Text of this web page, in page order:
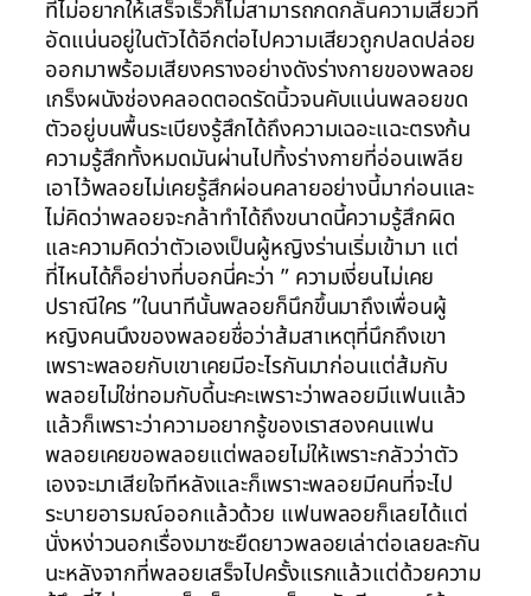
ที่ไม่อยากให้เสร็จเร็วก็ไม่สามารถกดกลั้นความเสียวที่
อัดแน่นอยู่ในตัวได้อีกต่อไปความเสียวถูกปลดปล่อย
ออกมาพร้อมเสียงครางอย่างดังร่างกายของพลอย
เกร็งผนังช่องคลอดตอดรัดนิ้วจนคับแน่นพลอยขด
ตัวอยู่บนพื้นระเบียงรู้สึกได้ถึงความเฉอะแฉะตรงก้น
ความรู้สึกทั้งหมดมันผ่านไปทิ้งร่างกายที่อ่อนเพลีย
เอาไว้พลอยไม่เคยรู้สึกผ่อนคลายอย่างนี้มาก่อนและ
ไม่คิดว่าพลอยจะกล้าทำได้ถึงขนาดนี้ความรู้สึกผิด
และความคิดว่าตัวเองเป็นผู้หญิงร่านเริ่มเข้ามา แต่
ที่ไหนได้ก็อย่างที่บอกนี่คะว่า ” ความเงี่ยนไม่เคย
ปราณีใคร ”ในนาทีนั้นพลอยก็นึกขึ้นมาถึงเพื่อนผู้
หญิงคนนึงของพลอยชื่อว่าส้มสาเหตุที่นึกถึงเขา
เพราะพลอยกับเขาเคยมีอะไรกันมาก่อนแต่ส้มกับ
พลอยไม่ใช่ทอมกับดี้นะคะเพราะว่าพลอยมีแฟนแล้ว
แล้วก็เพราะว่าความอยากรู้ของเราสองคนแฟน
พลอยเคยขอพลอยแต่พลอยไม่ให้เพราะกลัวว่าตัว
เองจะมาเสียใจทีหลังและก็เพราะพลอยมีคนที่จะไป
ระบายอารมณ์ออกแล้วด้วย แฟนพลอยก็เลยได้แต่
นั่งหง่าวนอกเรื่องมาซะยืดยาวพลอยเล่าต่อเลยละกัน
นะหลังจากที่พลอยเสร็จไปครั้งแรกแล้วแต่ด้วยความ